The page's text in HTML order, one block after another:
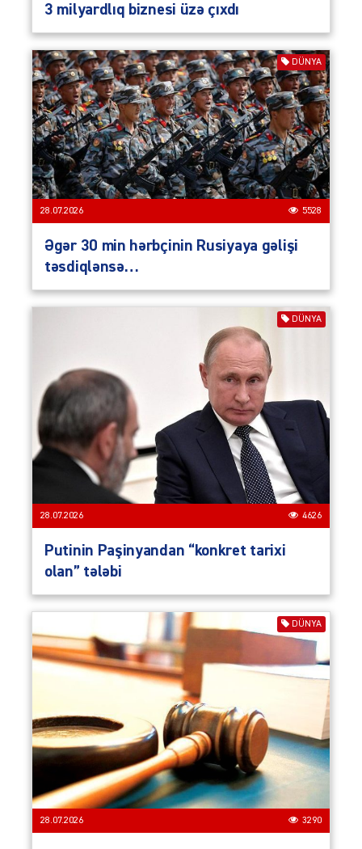
3 milyardlıq biznesi üzə çıxdı
DÜNYA
28.07.2026 5528
Əgər 30 min hərbçinin Rusiyaya gəlişi
təsdiqlənsə…
DÜNYA
28.07.2026 4626
Putinin Paşinyandan “konkret tarixi
olan” tələbi
DÜNYA
28.07.2026 3290